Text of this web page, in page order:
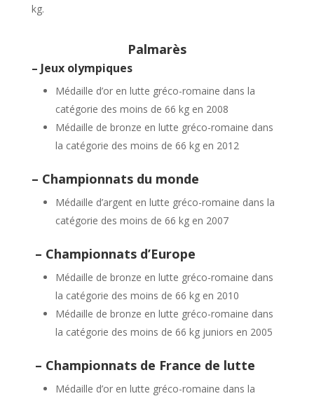
kg.
Palmarès
– Jeux olympiques
Médaille d’or en lutte gréco-romaine dans la
catégorie des moins de 66 kg en 2008
Médaille de bronze en lutte gréco-romaine dans
la catégorie des moins de 66 kg en 2012
– Championnats du monde
Médaille d’argent en lutte gréco-romaine dans la
catégorie des moins de 66 kg en 2007
– Championnats d’Europe
Médaille de bronze en lutte gréco-romaine dans
la catégorie des moins de 66 kg en 2010
Médaille de bronze en lutte gréco-romaine dans
la catégorie des moins de 66 kg juniors en 2005
– Championnats de France de lutte
Médaille d’or en lutte gréco-romaine dans la